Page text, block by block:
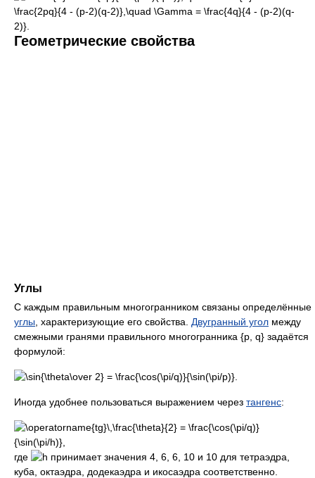
Геометрические свойства
Углы
С каждым правильным многогранником связаны определённые
углы , характеризующие его свойства. Двугранный угол между
смежными гранями правильного многогранника {p, q} задаётся
формулой:
Иногда удобнее пользоваться выражением через тангенс:
где
принимает значения 4, 6, 6, 10 и 10 для тетраэдра,
куба, октаэдра, додекаэдра и икосаэдра соответственно.